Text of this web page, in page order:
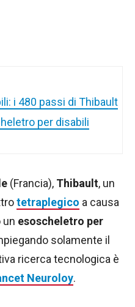
i 480 passi di Thibault
per disabili
(Francia), Thibault, un
tetraplegico a causa
un esoscheletro per
solamente il
ricerca tecnologica è
Neuroloy.